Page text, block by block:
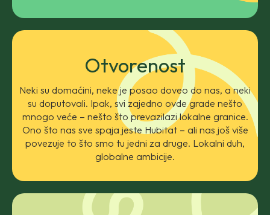
Otvorenost
Neki su domaćini, neke je posao doveo do nas, a neki
su doputovali. Ipak, svi zajedno ovde grade nešto
mnogo veće – nešto što prevazilazi lokalne granice.
Ono što nas sve spaja jeste Hubitat – ali nas još više
povezuje to što smo tu jedni za druge. Lokalni duh,
globalne ambicije.